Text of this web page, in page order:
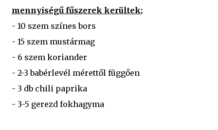
mennyiségű fűszerek kerültek:
- 10 szem színes bors
- 15 szem mustármag
- 6 szem koriander
- 2-3 babérlevél mérettől függően
- 3 db chili paprika
- 3-5 gerezd fokhagyma